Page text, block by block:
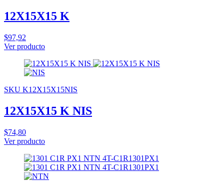
12X15X15 K
$97,92
Ver producto
SKU K12X15X15NIS
12X15X15 K NIS
$74,80
Ver producto